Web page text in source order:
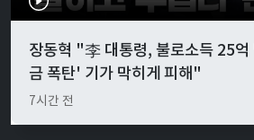
장동혁 "李 대통령, 불로소득 25
금 폭탄' 기가 막히게 피해"
7시간 전